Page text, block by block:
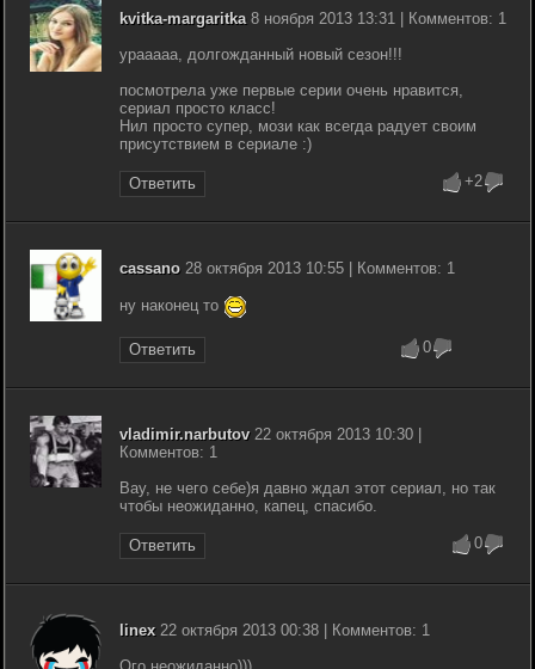
kvitka-margaritka8 ноября 2013 13:31 | Комментов: 1
урааааа, долгожданный новый сезон!!!
посмотрела уже первые серии очень нравится,
сериал просто класс!
Нил просто супер, мози как всегда радует своим
присутствием в сериале :)
Ответить +2
cassano 28 октября 2013 10:55 | Комментов: 1
ну наконец то
Ответить 0
vladimir.narbutov22 октября 2013 10:30 |
Комментов: 1
Вау, не чего себе)я давно ждал этот сериал, но так
чтобы неожиданно, капец, спасибо.
Ответить 0
linex22 октября 2013 00:38 | Комментов: 1